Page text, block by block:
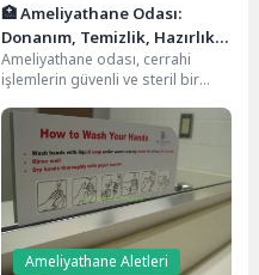
🏥 Ameliyathane Odası:
Donanım, Temizlik, Hazırlık
ve Daha Fazlası
Ameliyathane odası, cerrahi
işlemlerin güvenli ve steril bir
özel olarak dizayn edilmiş...
Ameliyathane Aletleri